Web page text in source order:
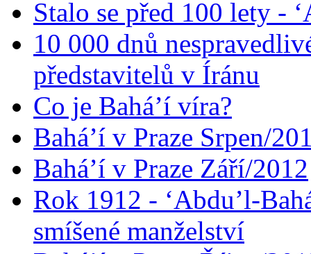
Stalo se před 100 lety -
10 000 dnů
představitelů v Íránu
Co je Bahá’í víra?
Bahá’í v Praze Srpen/
Bahá’í v Praze Září/2012
Rok 1912 - ‘Abdu’l-
smíšené manželství